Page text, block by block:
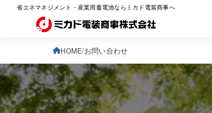
省エネマネジメント・産業用蓄電池ならミカド電装商事へ
HOME お問い合わせ